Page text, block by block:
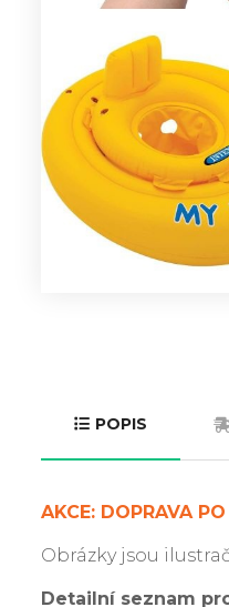
POPIS
AKCE: DOPRAVA
Obrázky jsou
Detailní seznam